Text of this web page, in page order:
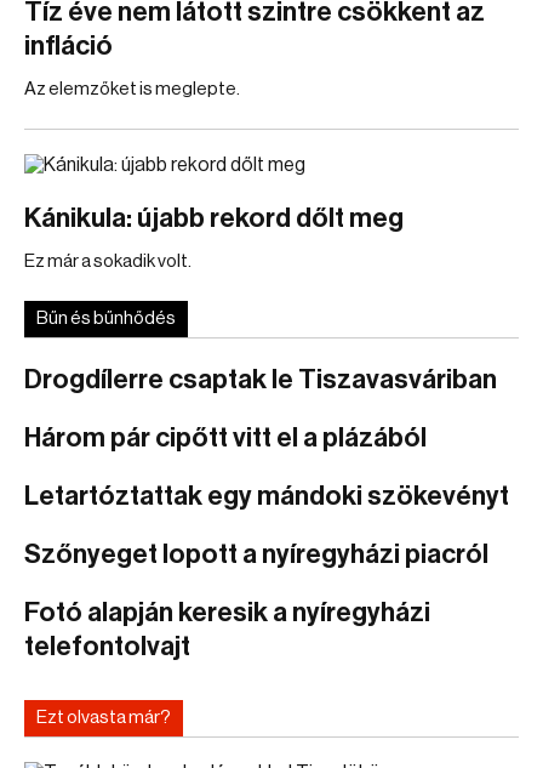
Tíz éve nem látott szintre csökkent az
infláció
Az elemzőket is meglepte.
Kánikula: újabb rekord dőlt meg
Ez már a sokadik volt.
Bűn és bűnhődés
Drogdílerre csaptak le Tiszavasváriban
Három pár cipőtt vitt el a plázából
Letartóztattak egy mándoki szökevényt
Szőnyeget lopott a nyíregyházi piacról
Fotó alapján keresik a nyíregyházi
telefontolvajt
Ezt olvasta már?